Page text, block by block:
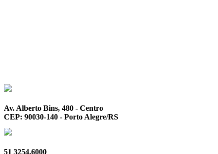
Av. Alberto Bins, 480 - Centro
CEP: 90030-140 - Porto Alegre/RS
51 3254.6000